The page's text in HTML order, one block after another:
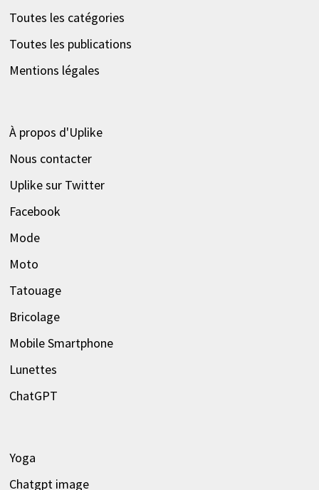
Toutes les catégories
Toutes les publications
Mentions légales
À propos d'Uplike
Nous contacter
Uplike sur Twitter
Facebook
Mode
Moto
Tatouage
Bricolage
Mobile Smartphone
Lunettes
ChatGPT
Yoga
Chatgpt image